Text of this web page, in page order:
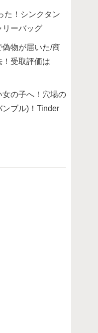
た！シンクタン
リーバッグ
偽物が届いた/商
受取評価は
女の子へ！穴場の
ブル)！Tinder